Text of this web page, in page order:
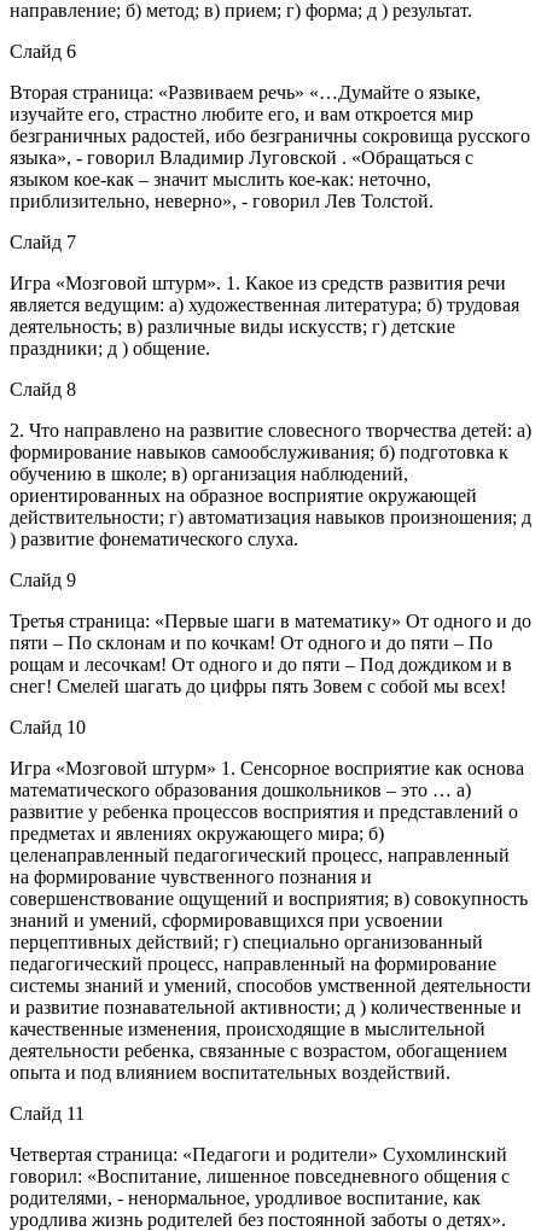
направление; б) метод; в) прием; г) форма; д ) результат.
Слайд 6
Вторая страница: «Развиваем речь» «…Думайте о языке,
изучайте его, страстно любите его, и вам откроется мир
безграничных радостей, ибо безграничны сокровища русского
языка», - говорил Владимир Луговской . «Обращаться с
языком кое-как – значит мыслить кое-как: неточно,
приблизительно, неверно», - говорил Лев Толстой.
Слайд 7
Игра «Мозговой штурм». 1. Какое из средств развития речи
является ведущим: а) художественная литература; б) трудовая
деятельность; в) различные виды искусств; г) детские
праздники; д ) общение.
Слайд 8
2. Что направлено на развитие словесного творчества детей: а)
формирование навыков самообслуживания; б) подготовка к
обучению в школе; в) организация наблюдений,
ориентированных на образное восприятие окружающей
действительности; г) автоматизация навыков произношения; д
) развитие фонематического слуха.
Слайд 9
Третья страница: «Первые шаги в математику» От одного и до
пяти – По склонам и по кочкам! От одного и до пяти – По
рощам и лесочкам! От одного и до пяти – Под дождиком и в
снег! Смелей шагать до цифры пять Зовем с собой мы всех!
Слайд 10
Игра «Мозговой штурм» 1. Сенсорное восприятие как основа
математического образования дошкольников – это … а)
развитие у ребенка процессов восприятия и представлений о
предметах и явлениях окружающего мира; б)
целенаправленный педагогический процесс, направленный
на формирование чувственного познания и
совершенствование ощущений и восприятия; в) совокупность
знаний и умений, сформировавщихся при усвоении
перцептивных действий; г) специально организованный
педагогический процесс, направленный на формирование
системы знаний и умений, способов умственной деятельности
и развитие познавательной активности; д ) количественные и
качественные изменения, происходящие в мыслительной
деятельности ребенка, связанные с возрастом, обогащением
опыта и под влиянием воспитательных воздействий.
Слайд 11
Четвертая страница: «Педагоги и родители» Сухомлинский
говорил: «Воспитание, лишенное повседневного общения с
родителями, - ненормальное, уродливое воспитание, как
уродлива жизнь родителей без постоянной заботы о детях».